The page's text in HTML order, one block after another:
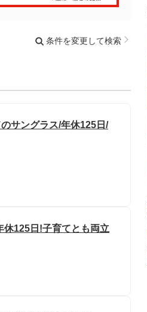
条件を変更して検索
サングラス/年休125日/
125日!子育てとも両立